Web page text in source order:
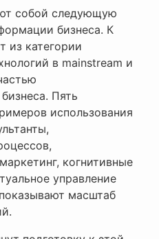
собой следующую
бизнеса. К
из категории
в mainstream и
Пять
использования
когнитивные
управление
масштаб